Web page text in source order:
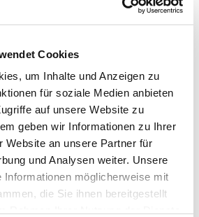
Cookies
um Inhalte und Anzeigen zu
für soziale Medien anbieten
auf unsere Website zu
geben wir Informationen zu Ihrer
Website an unsere Partner für
und Analysen weiter. Unsere
Informationen möglicherweise mit
die Sie ihnen bereitgestellt
Details
Dümmer
Details